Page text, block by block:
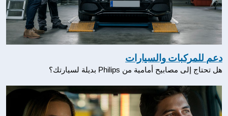
دعم للمركبات والسيارات
هل تحتاج إلى مصابيح أمامية من Philips بديلة لسيارتك؟